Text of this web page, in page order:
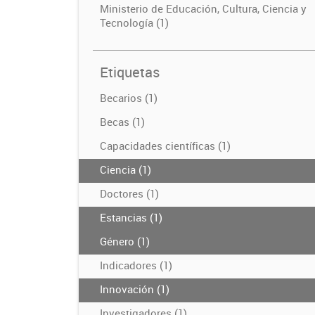
Ministerio de Educación, Cultura, Ciencia y
Tecnología (1)
Etiquetas
Becarios (1)
Becas (1)
Capacidades científicas (1)
Ciencia (1)
Doctores (1)
Estancias (1)
Género (1)
Indicadores (1)
Innovación (1)